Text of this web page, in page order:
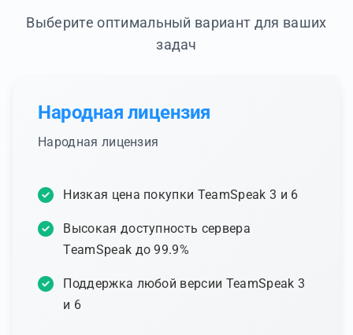
Выберите оптимальный вариант для ваших
задач
Народная лицензия
Народная лицензия
Низкая цена покупки TeamSpeak 3 и 6
Высокая доступность сервера
TeamSpeak до 99.9%
Поддержка любой версии TeamSpeak 3
и 6